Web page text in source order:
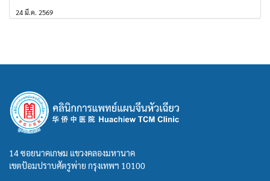
24 มี.ค. 2569
14 ซอยนาคเกษม แขวงคลองมหานาค
เขตป้อมปราบศัตรูพ่าย กรุงเทพฯ 10100